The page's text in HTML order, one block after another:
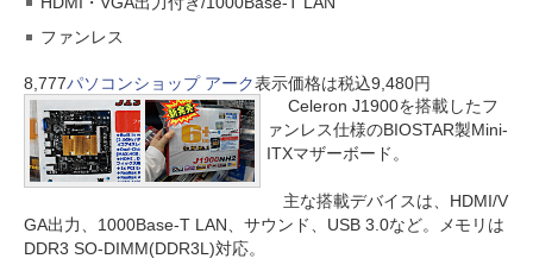
ファンレス
8,777パソコンショップ アーク表示価格は税込9,480円
Celeron J1900を搭載したフ
ァンレス仕様のBIOSTAR製Mini-
ITXマザーボード。
主な搭載デバイスは、HDMI/V
GA出力、1000Base-T LAN、サウンド、USB 3.0など。メモリは
DDR3 SO-DIMM(DDR3L)対応。